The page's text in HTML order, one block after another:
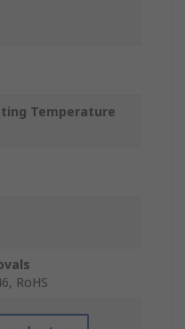
Temperature
RoHS